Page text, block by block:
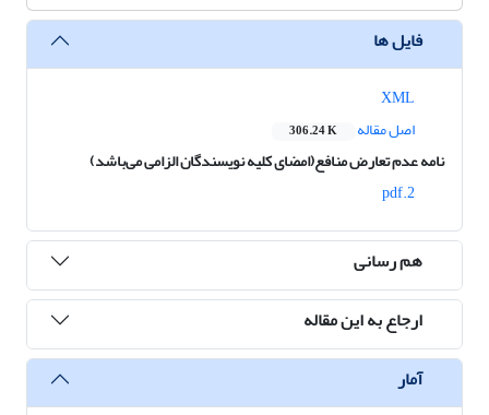
فایل ها
اصل مقاله
306.24 K
نامه عدم تعارض منافع(امضای کلیه نویسندگان الزامی می‌باشد)
2.pdf
هم رسانی
ارجاع به این مقاله
آمار